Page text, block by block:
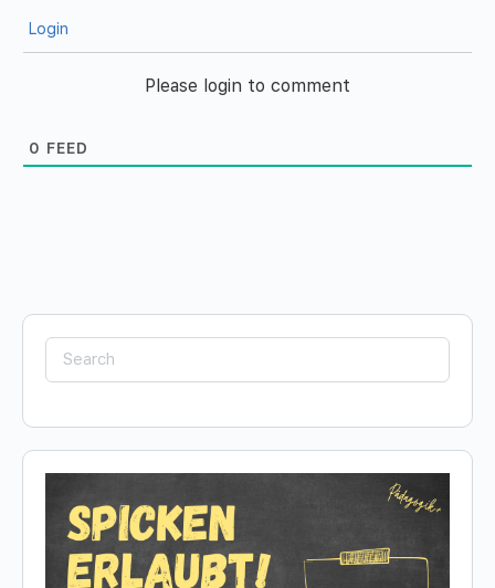
Login
Please login to comment
0 FEED
Search
for: